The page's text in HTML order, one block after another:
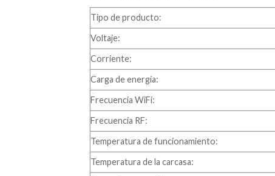
Tipo de producto:
Voltaje:
Corriente:
Carga de energía:
Frecuencia WiFi:
Frecuencia RF:
Temperatura de funcionamiento:
Temperatura de la carcasa: